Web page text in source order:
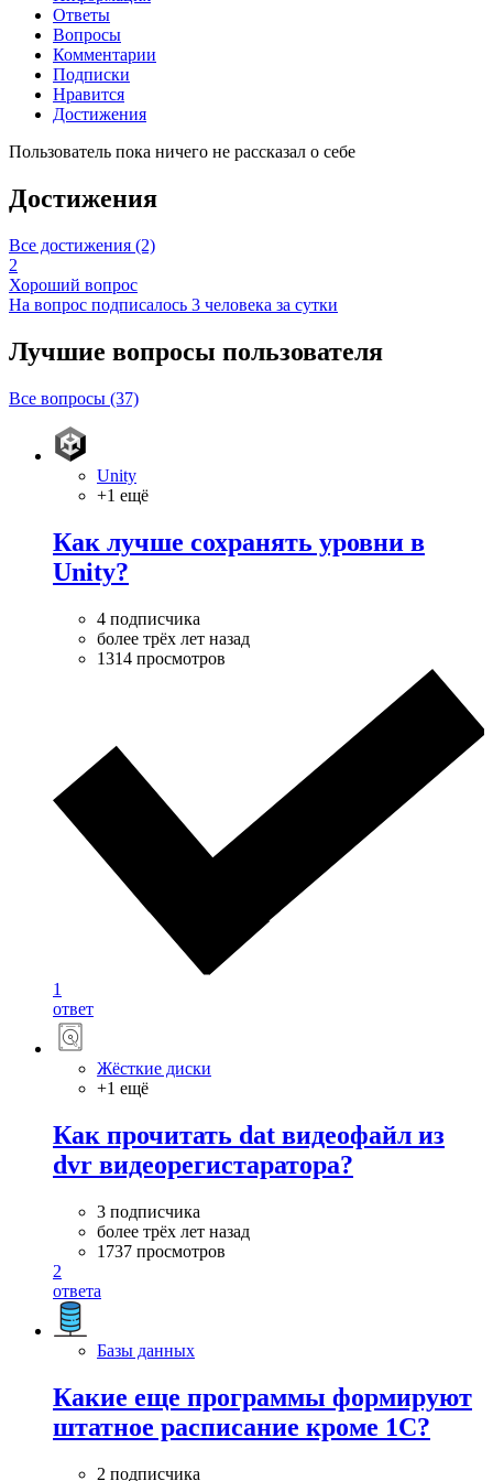
Ответы
Вопросы
Комментарии
Подписки
Нравится
Достижения
Пользователь пока ничего не рассказал о себе
Достижения
Все достижения (2)
2
Хороший вопрос
На вопрос подписалось 3 человека за сутки
Лучшие вопросы пользователя
Все вопросы (37)
Unity
+1 ещё
Как лучше сохранять уровни в
Unity?
4 подписчика
более трёх лет назад
1314 просмотров
1
ответ
Жёсткие диски
+1 ещё
Как прочитать dat видеофайл из
dvr видеорегистаратора?
3 подписчика
более трёх лет назад
1737 просмотров
2
ответа
Базы данных
Какие еще программы формируют
штатное расписание кроме 1С?
2 подписчика